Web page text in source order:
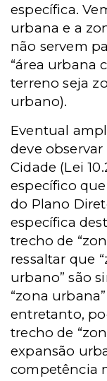
específica.
urbana e a
não servem
“área urbana
terreno seja
urbano).
Eventual
deve
Cidade (Lei
específico
do Plano
específica
trecho de
ressaltar que
urbano” são
“zona
entretanto,
trecho de
expansão
competência